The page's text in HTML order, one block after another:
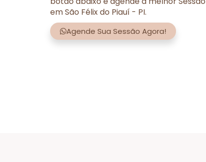
em São Félix do Piauí - PI.
Agende Sua Sessão Agora!